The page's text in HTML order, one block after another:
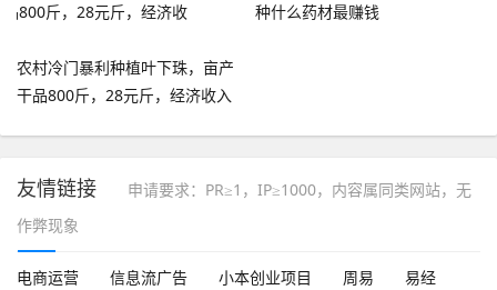
农村冷门暴利种植叶下珠，亩产
干品800斤，28元斤，经济收入
种什么药材最赚钱
友情链接
申请要求：PR≥1，IP≥1000，内容属同类网站，无
作弊现象
电商运营 信息流广告 小本创业项目 周易
易经